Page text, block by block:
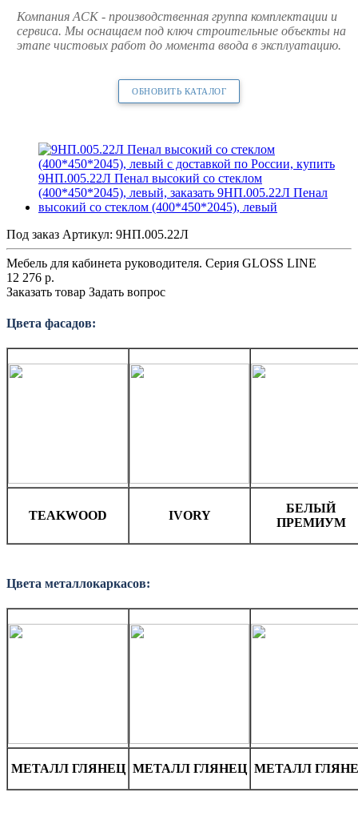
Компания АСК - производственная группа комплектации и
сервиса. Мы оснащаем под ключ строительные объекты на
этапе чистовых работ до момента ввода в эксплуатацию.
ОБНОВИТЬ КАТАЛОГ
Под заказ Артикул: 9НП.005.22Л
Мебель для кабинета руководителя. Серия GLOSS LINE
12 276 р.
Заказать товар Задать вопрос
Цвета фасадов:
TEAKWOOD IVORY
БЕЛЫЙ
ПРЕМИУМ
Цвета металлокаркасов:
МЕТАЛЛ ГЛЯНЕЦ МЕТАЛЛ ГЛЯНЕЦ МЕТАЛЛ